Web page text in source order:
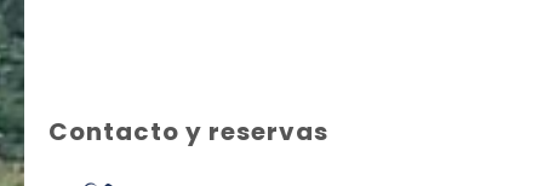
Contacto y reservas